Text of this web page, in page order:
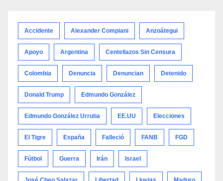
Accidente Alexander Compiani Anzoátegui
Apoyo Argentina Centellazos Sin Censura
Colombia Denuncia Denuncian Detenido
Donald Trump Edmundo González
Edmundo González Urrutia EE.UU Elecciones
El Tigre España Falleció FANB FGD
Fútbol Guerra Irán Israel